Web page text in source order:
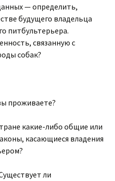
— определить,
будущего владельца
питбультерьера.
связанную с
собак?
проживаете?
какие-либо общие или
касающиеся владения
ли